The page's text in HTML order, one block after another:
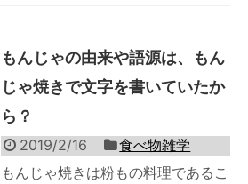
もんじゃの由来や語源は、もん
じゃ焼きで文字を書いていたか
ら？
2019/2/16
食べ物雑学
もんじゃ焼きは粉もの料理であるこ